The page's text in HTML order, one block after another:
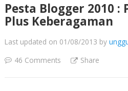
Pesta Blogger 2010 :
Plus Keberagaman
Last updated on 01/08/2013 by
46 Comments
Share